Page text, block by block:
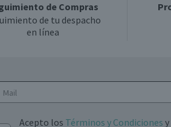
de Compras
de tu despacho
en línea
Acepto los Términos y Condiciones